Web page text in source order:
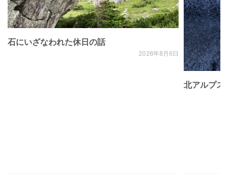
石にいざなわれた休日の話
2026年8月6日
北アルプ